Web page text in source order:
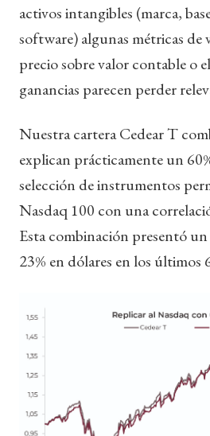
activos intangibles (marca,
software) algunas métricas de
precio sobre valor contable o
ganancias parecen perder
Nuestra cartera Cedear T
explican prácticamente un
selección de instrumentos
Nasdaq 100 con una
Esta combinación presentó
23% en dólares en los últimos